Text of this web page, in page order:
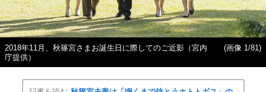
2018年11月、秋篠宮さまお誕生日に際してのご近影（宮内
庁提供）
(画像 1/81)